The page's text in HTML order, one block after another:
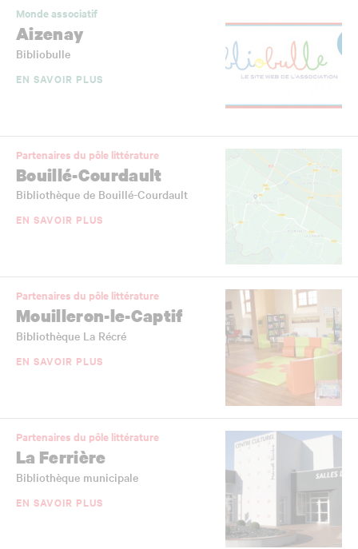
Monde associatif
Aizenay
Bibliobulle
EN SAVOIR PLUS
Partenaires du pôle littérature
Bouillé-Courdault
Bibliothèque de Bouillé-Courdault
EN SAVOIR PLUS
Partenaires du pôle littérature
Mouilleron-le-Captif
Bibliothèque La Récré
EN SAVOIR PLUS
Partenaires du pôle littérature
La Ferrière
Bibliothèque municipale
EN SAVOIR PLUS